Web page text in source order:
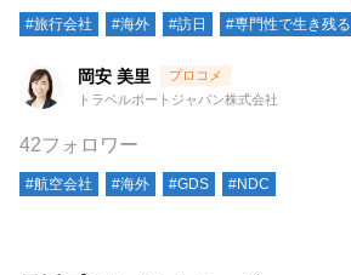
#旅行会社 #海外 #訪日 #専門性で生き残る
岡安 美里
トラベルポートジャパン株式会社
42フォロワー
#航空会社 #海外 #GDS #NDC